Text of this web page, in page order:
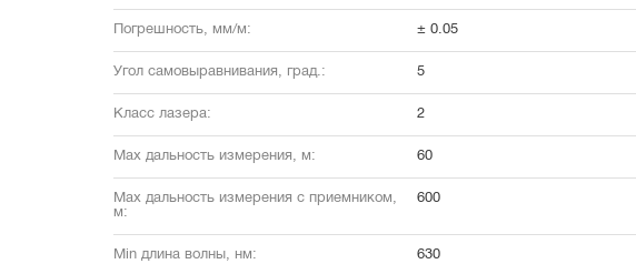
Погрешность, мм/м: ± 0.05
Угол самовыравнивания, град.: 5
Класс лазера: 2
Max дальность измерения, м: 60
Max дальность измерения с приемником,
м:
600
Min длина волны, нм: 630